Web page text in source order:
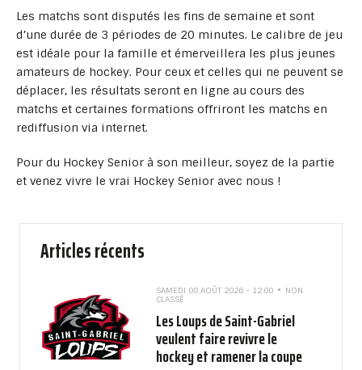
Les matchs sont disputés les fins de semaine et sont
d’une durée de 3 périodes de 20 minutes. Le calibre de jeu
est idéale pour la famille et émerveillera les plus jeunes
amateurs de hockey. Pour ceux et celles qui ne peuvent se
déplacer, les résultats seront en ligne au cours des
matchs et certaines formations offriront les matchs en
rediffusion via internet.
Pour du Hockey Senior à son meilleur, soyez de la partie
et venez vivre le vrai Hockey Senior avec nous !
Articles récents
SAMEDI 08 AOÛT 2026 - 12:00
NON
CLASSÉ
Les Loups de Saint-Gabriel
veulent faire revivre le
hockey et ramener la coupe